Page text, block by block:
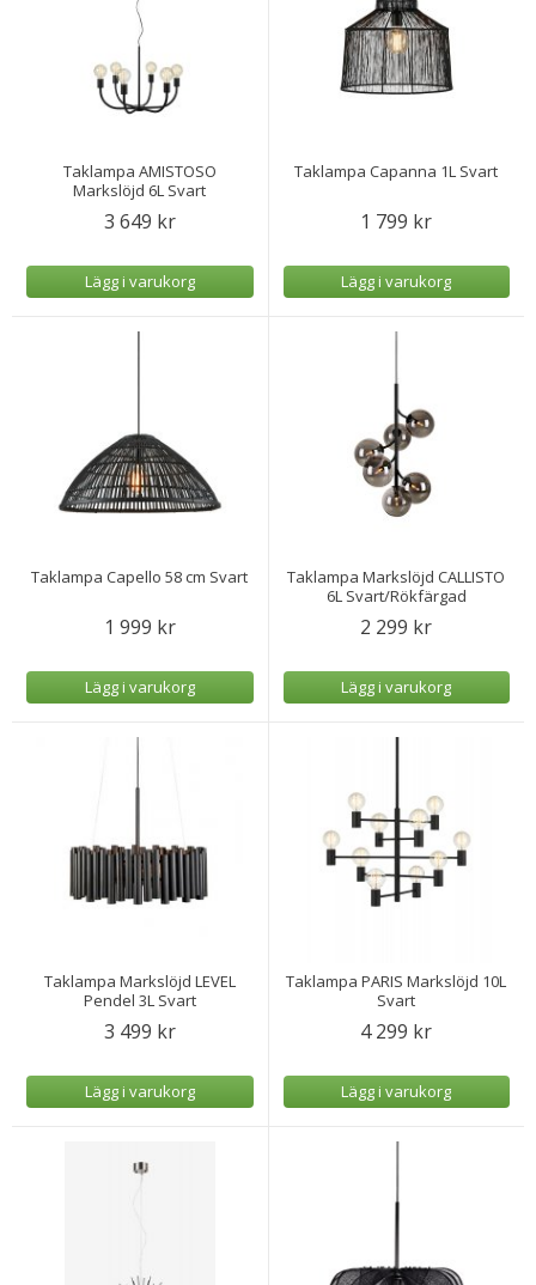
Taklampa AMISTOSO
Markslöjd 6L Svart
3 649 kr
Lägg i varukorg
Taklampa Capanna 1L Svart
1 799 kr
Lägg i varukorg
Taklampa Capello 58 cm Svart
1 999 kr
Lägg i varukorg
Taklampa Markslöjd CALLISTO
6L Svart/Rökfärgad
2 299 kr
Lägg i varukorg
Taklampa Markslöjd LEVEL
Pendel 3L Svart
3 499 kr
Lägg i varukorg
Taklampa PARIS Markslöjd 10L
Svart
4 299 kr
Lägg i varukorg